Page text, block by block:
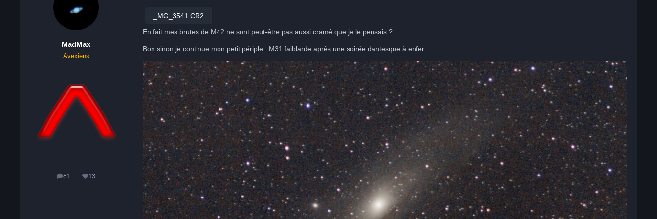
MadMax
Avexiens
81
messages13
Réputation
_MG_3541.CR2
En fait mes brutes de M42 ne sont peut-être pas aussi cramé que je le pensais ?
Bon sinon je continue mon petit périple : M31 faiblarde après une soirée dantesque à enfer :